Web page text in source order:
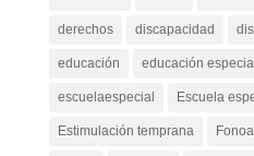
derechos discapacidad
educación educación especial
escuelaespecial Escuela
Estimulación temprana